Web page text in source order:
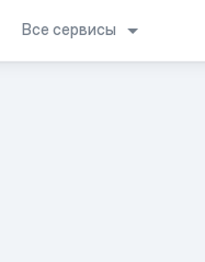
Все сервисы